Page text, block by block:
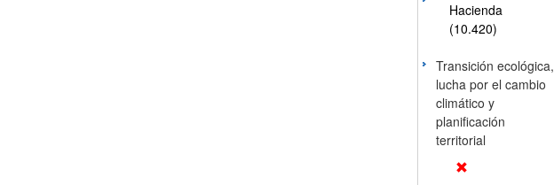
Hacienda
(10.420)
Transición ecológica,
lucha por el cambio
climático y
planificación
territorial